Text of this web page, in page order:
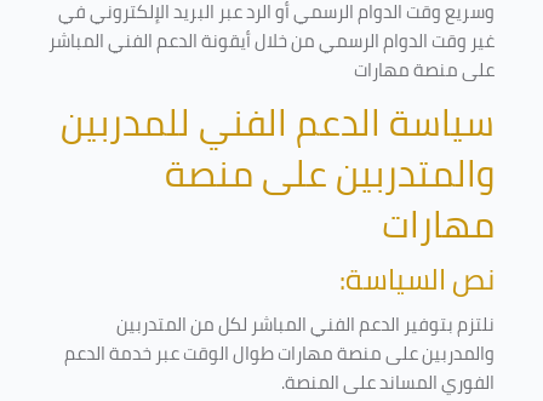
وسريع وقت الدوام الرسمي أو الرد عبر البريد الإلكتروني في
غير وقت الدوام الرسمي من خلال أيقونة الدعم الفني المباشر
على منصة مهارات
سياسة الدعم الفني للمدربين
والمتدربين على منصة
مهارات
نص السياسة:
نلتزم بتوفير الدعم الفني المباشر لكل من المتدربين
والمدربين على منصة مهارات طوال الوقت عبر خدمة الدعم
الفوري المساند على المنصة.